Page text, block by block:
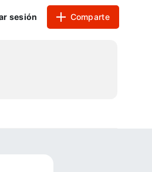
sesión Comparte